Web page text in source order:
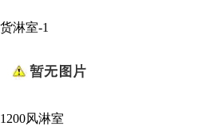
货淋室-1
1200风淋室